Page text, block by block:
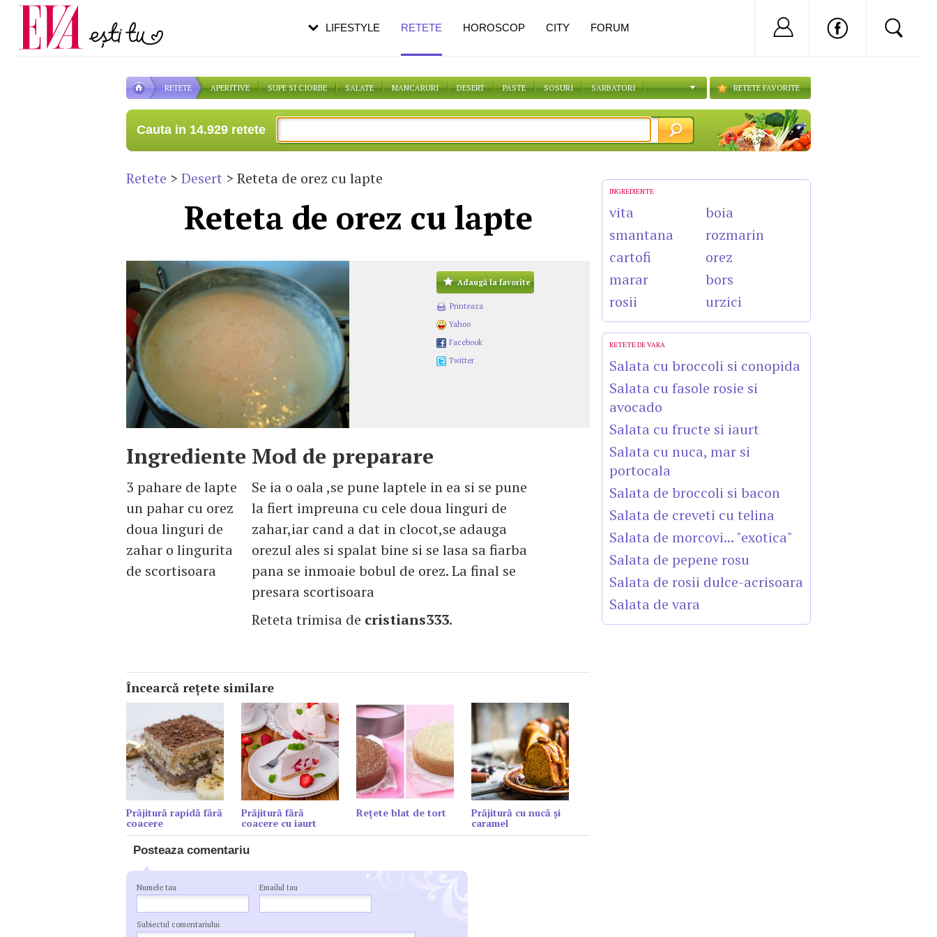
RETETE APERITIVE SUPE SI CIORBE SALATE MANCARURI DESERT PASTE SOSURI SARBATORI RETETE FAVORITE
Cauta in 14.929 retete
Retete > Desert > Reteta de orez cu lapte
Reteta de orez cu lapte
Adaugă la favorite
Printeaza
Yahoo
Facebook
Twitter
Ingrediente
3 pahare de lapte
un pahar cu orez
doua linguri de
zahar o lingurita
de scortisoara
Mod de preparare
Se ia o oala ,se pune laptele in ea si se pune
la fiert impreuna cu cele doua linguri de
zahar,iar cand a dat in clocot,se adauga
orezul ales si spalat bine si se lasa sa fiarba
pana se inmoaie bobul de orez. La final se
presara scortisoara
Reteta trimisa de cristians333.
Încearcă reţete similare
Prăjitură rapidă fără
coacere
Prăjitură fără
coacere cu iaurt
Reţete blat de tort Prăjitură cu nucă și
caramel
Posteaza comentariu
Numele tau Emailul tau
Subiectul comentariului
INGREDIENTE
vita
smantana
cartofi
marar
rosii
boia
rozmarin
orez
bors
urzici
RETETE DE VARA
Salata cu broccoli si conopida
Salata cu fasole rosie si
avocado
Salata cu fructe si iaurt
Salata cu nuca, mar si
portocala
Salata de broccoli si bacon
Salata de creveti cu telina
Salata de morcovi... "exotica"
Salata de pepene rosu
Salata de rosii dulce-acrisoara
Salata de vara
LIFESTYLE RETETE HOROSCOP CITY FORUM Nu ai cont?
Carieră
Actualitate